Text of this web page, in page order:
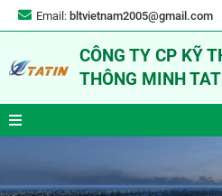
Email: bltvietnam2005@gmail.com
CÔNG TY CP KỸ
THÔNG MINH